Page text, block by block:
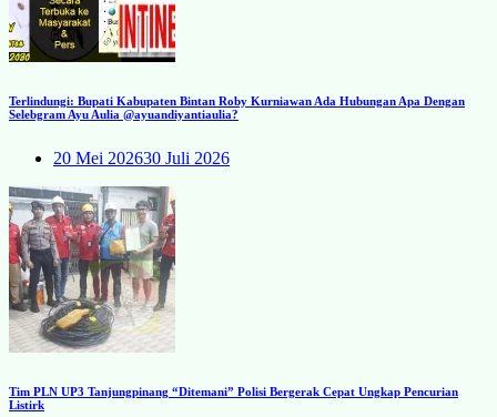
Terlindungi: Bupati Kabupaten Bintan Roby Kurniawan Ada Hubungan Apa Dengan
Selebgram Ayu Aulia @ayuandiyantiaulia?
20 Mei 202630 Juli 2026
Tim PLN UP3 Tanjungpinang “Ditemani” Polisi Bergerak Cepat Ungkap Pencurian
Listirk